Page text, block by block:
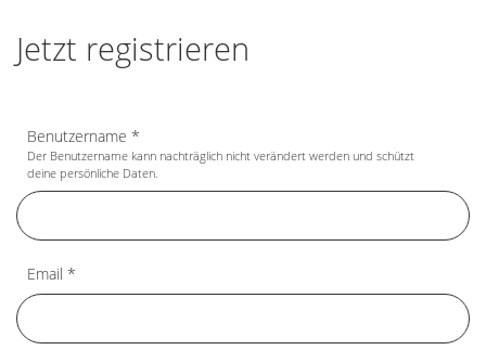
Jetzt registrieren
Benutzername *
Der Benutzername kann nachträglich nicht verändert werden und schützt
deine persönliche Daten.
Email *